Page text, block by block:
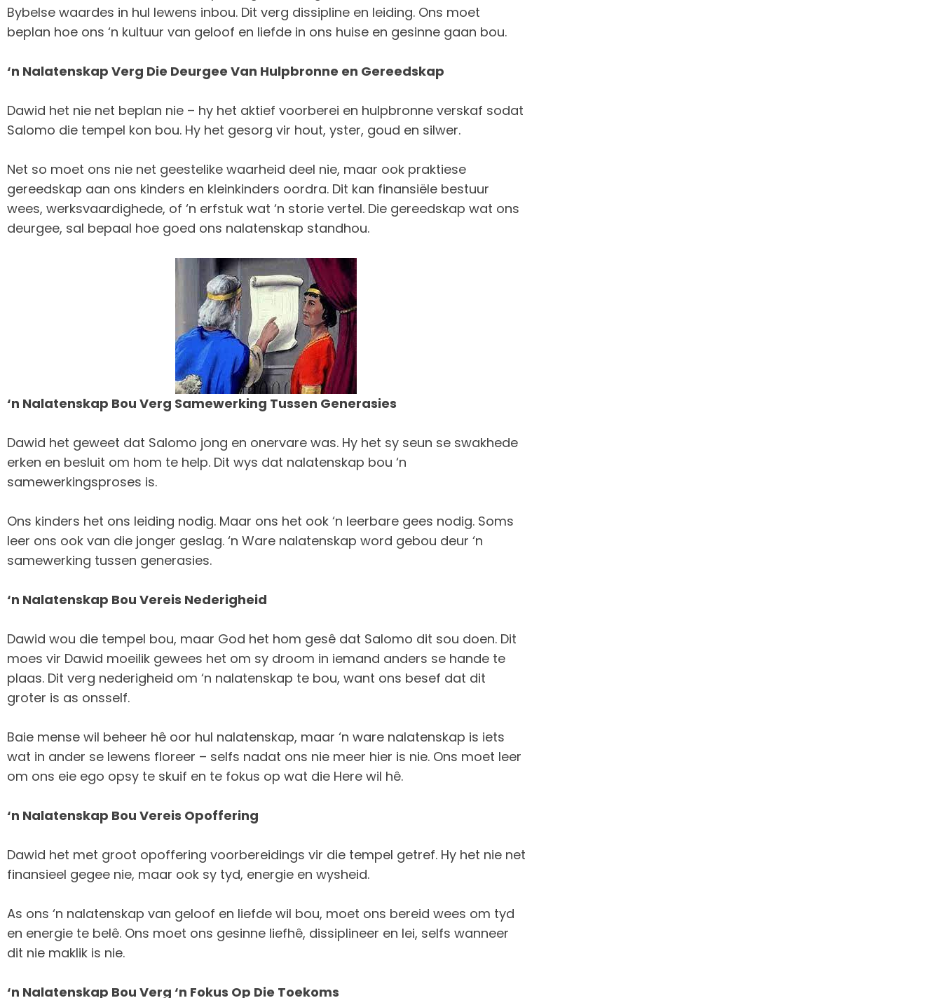
Bybelse waardes in hul lewens inbou. Dit verg dissipline en leiding. Ons moet
beplan hoe ons ‘n kultuur van geloof en liefde in ons huise en gesinne gaan bou.
‘n Nalatenskap Verg Die Deurgee Van Hulpbronne en Gereedskap
Dawid het nie net beplan nie – hy het aktief voorberei en hulpbronne verskaf sodat
Salomo die tempel kon bou. Hy het gesorg vir hout, yster, goud en silwer.
Net so moet ons nie net geestelike waarheid deel nie, maar ook praktiese
gereedskap aan ons kinders en kleinkinders oordra. Dit kan finansiële bestuur
wees, werksvaardighede, of ‘n erfstuk wat ‘n storie vertel. Die gereedskap wat ons
deurgee, sal bepaal hoe goed ons nalatenskap standhou.
‘n Nalatenskap Bou Verg Samewerking Tussen Generasies
Dawid het geweet dat Salomo jong en onervare was. Hy het sy seun se swakhede
erken en besluit om hom te help. Dit wys dat nalatenskap bou ‘n
samewerkingsproses is.
Ons kinders het ons leiding nodig. Maar ons het ook ‘n leerbare gees nodig. Soms
leer ons ook van die jonger geslag. ‘n Ware nalatenskap word gebou deur ‘n
samewerking tussen generasies.
‘n Nalatenskap Bou Vereis Nederigheid
Dawid wou die tempel bou, maar God het hom gesê dat Salomo dit sou doen. Dit
moes vir Dawid moeilik gewees het om sy droom in iemand anders se hande te
plaas. Dit verg nederigheid om ‘n nalatenskap te bou, want ons besef dat dit
groter is as onsself.
Baie mense wil beheer hê oor hul nalatenskap, maar ‘n ware nalatenskap is iets
wat in ander se lewens floreer – selfs nadat ons nie meer hier is nie. Ons moet leer
om ons eie ego opsy te skuif en te fokus op wat die Here wil hê.
‘n Nalatenskap Bou Vereis Opoffering
Dawid het met groot opoffering voorbereidings vir die tempel getref. Hy het nie net
finansieel gegee nie, maar ook sy tyd, energie en wysheid.
As ons ‘n nalatenskap van geloof en liefde wil bou, moet ons bereid wees om tyd
en energie te belê. Ons moet ons gesinne liefhê, dissiplineer en lei, selfs wanneer
dit nie maklik is nie.
‘n Nalatenskap Bou Verg ‘n Fokus Op Die Toekoms